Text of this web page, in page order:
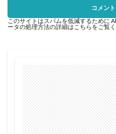
このサイトはスパムを低減するために
ータの処理方法の詳細はこちらをご覧